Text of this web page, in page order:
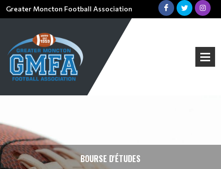
Greater Moncton Football Association
BOURSE D'ÉTUDES